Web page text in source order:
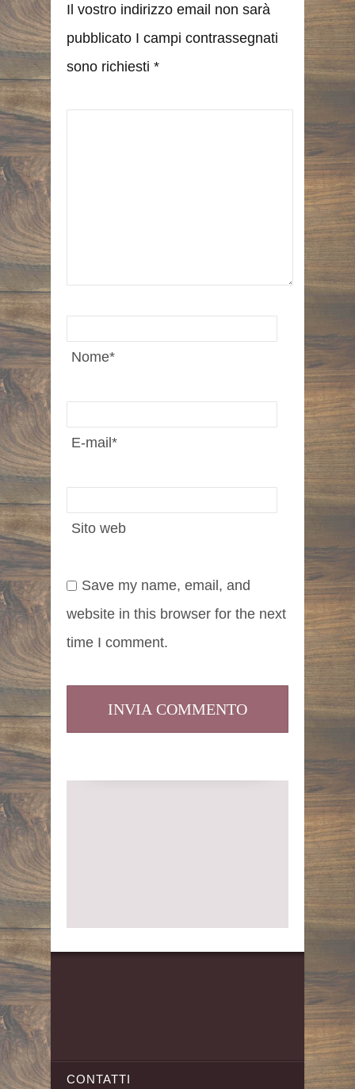
Il vostro indirizzo email non sarà
pubblicato I campi contrassegnati
sono richiesti *
Nome*
E-mail*
Sito web
Save my name, email, and
website in this browser for the next
time I comment.
CONTATTI